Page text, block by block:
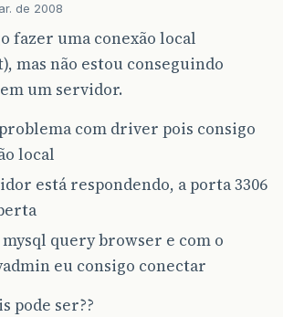
de 2008
fazer uma conexão local
mas não estou conseguindo
um servidor.
com driver pois consigo
local
está respondendo, a porta 3306
mysql query browser e com o
eu consigo conectar
pode ser??